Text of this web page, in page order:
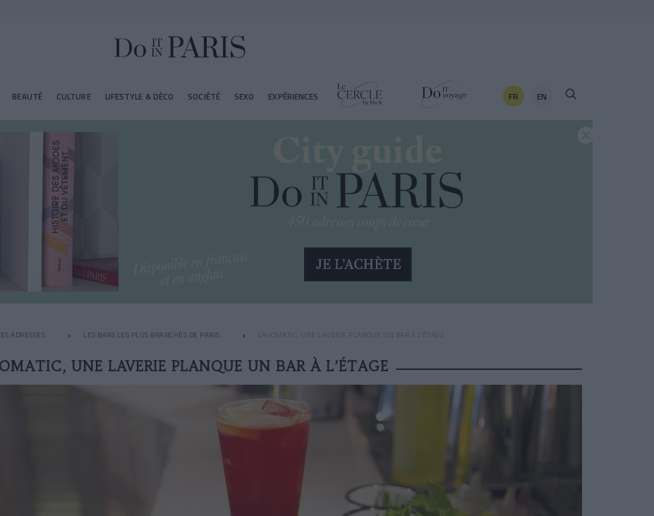
BEAUTÉ CULTURE LIFESTYLE & DÉCO SOCIÉTÉ SEXO EXPÉRIENCES FR EN
ADRESSES LES BARS LES PLUS BRANCHÉS DE PARIS LAVOMATIC, UNE LAVERIE PLANQUE UN BAR À L’ÉTAGE
UNE LAVERIE PLANQUE UN BAR À L’ÉTAGE